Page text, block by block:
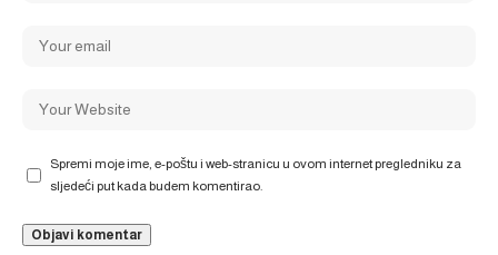
Spremi moje ime, e-poštu i web-stranicu u ovom internet pregledniku za
sljedeći put kada budem komentirao.